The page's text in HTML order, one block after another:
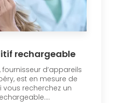
rechargeable
fournisseur d’appareils
est en mesure de
vous recherchez un